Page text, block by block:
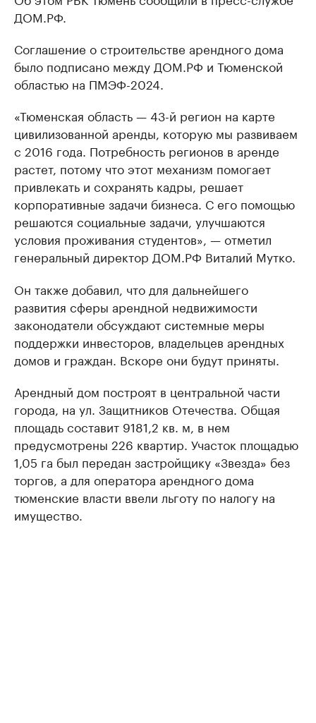
ДОМ.РФ.
Соглашение о строительстве арендного дома
было подписано между ДОМ.РФ и Тюменской
областью на ПМЭФ-2024.
«Тюменская область — 43-й регион на карте
цивилизованной аренды, которую мы развиваем
с 2016 года. Потребность регионов в аренде
растет, потому что этот механизм помогает
привлекать и сохранять кадры, решает
корпоративные задачи бизнеса. С его помощью
решаются социальные задачи, улучшаются
условия проживания студентов», — отметил
генеральный директор ДОМ.РФ Виталий Мутко.
Он также добавил, что для дальнейшего
развития сферы арендной недвижимости
законодатели обсуждают системные меры
поддержки инвесторов, владельцев арендных
домов и граждан. Вскоре они будут приняты.
Арендный дом построят в центральной части
города, на ул. Защитников Отечества. Общая
площадь составит 9181,2 кв. м, в нем
предусмотрены 226 квартир. Участок площадью
1,05 га был передан застройщику «Звезда» без
торгов, а для оператора арендного дома
тюменские власти ввели льготу по налогу на
имущество.